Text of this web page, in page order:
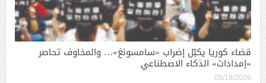
قضاء كوريا يكبّل إضراب «سامسونغ»… والمخاوف تحاصر
«إمدادات» الذكاء الاصطناعي
05/18/2026